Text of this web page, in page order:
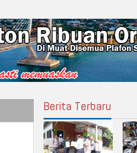
Berita Terbaru